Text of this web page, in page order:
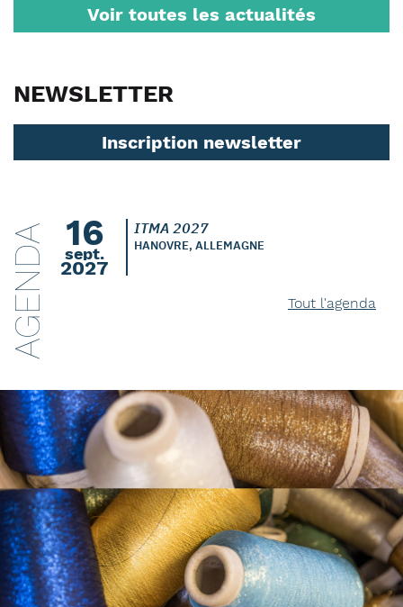
Voir toutes les actualités
NEWSLETTER
Inscription newsletter
AGENDA 16
sept.
2027
ITMA 2027
HANOVRE, ALLEMAGNE
Tout l'agenda